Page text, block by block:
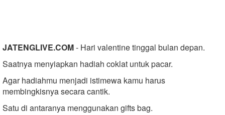
JATENGLIVE.COM- Hari valentine tinggal bulan depan.
Saatnya menyiapkan hadiah coklat untuk pacar.
Agar hadiahmu menjadi istimewa kamu harus
membingkisnya secara cantik.
Satu di antaranya menggunakan gifts bag.